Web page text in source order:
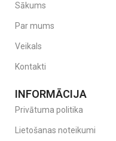
Sākums
Par mums
Veikals
Kontakti
INFORMĀCIJA
Privātuma politika
Lietošanas noteikumi